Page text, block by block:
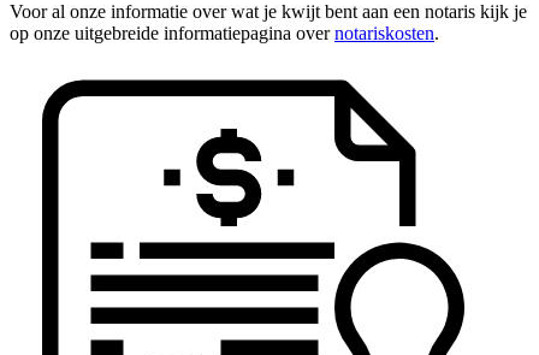
Voor al onze informatie over wat je kwijt bent aan een notaris kijk je
op onze uitgebreide informatiepagina overnotariskosten.